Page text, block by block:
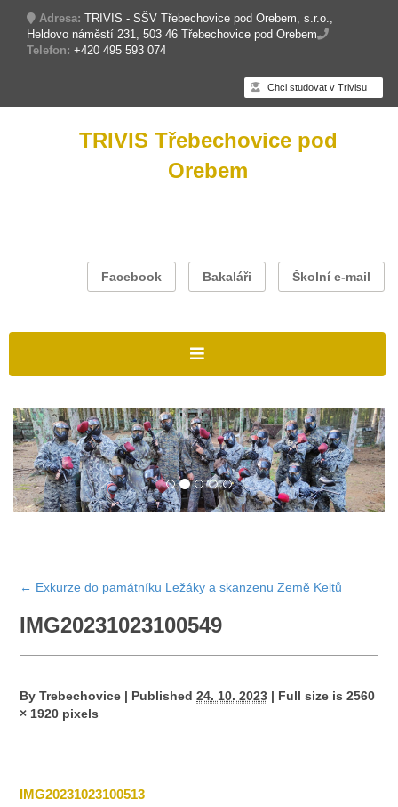
Adresa: TRIVIS - SŠV Třebechovice pod Orebem, s.r.o.,
Heldovo náměstí 231, 503 46 Třebechovice pod Orebem
Telefon: +420 495 593 074
Chci studovat v Trivisu
TRIVIS Třebechovice pod
Orebem
Facebook Bakaláři Školní e-mail
← Exkurze do památníku Ležáky a skanzenu Země Keltů
IMG20231023100549
By Trebechovice | Published 24. 10. 2023 | Full size is2560
× 1920 pixels
IMG20231023100513